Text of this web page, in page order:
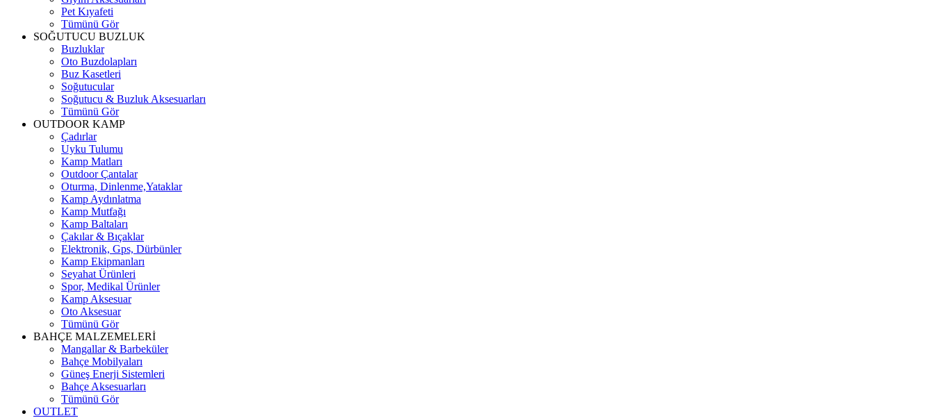
Pet Kıyafeti
Tümünü Gör
SOĞUTUCU BUZLUK
Buzluklar
Oto Buzdolapları
Buz Kasetleri
Soğutucular
Soğutucu & Buzluk Aksesuarları
Tümünü Gör
OUTDOOR KAMP
Çadırlar
Uyku Tulumu
Kamp Matları
Outdoor Çantalar
Oturma, Dinlenme,Yataklar
Kamp Aydınlatma
Kamp Mutfağı
Kamp Baltaları
Çakılar & Bıçaklar
Elektronik, Gps, Dürbünler
Kamp Ekipmanları
Seyahat Ürünleri
Spor, Medikal Ürünler
Kamp Aksesuar
Oto Aksesuar
Tümünü Gör
BAHÇE MALZEMELERİ
Mangallar & Barbeküler
Bahçe Mobilyaları
Güneş Enerji Sistemleri
Bahçe Aksesuarları
Tümünü Gör
OUTLET